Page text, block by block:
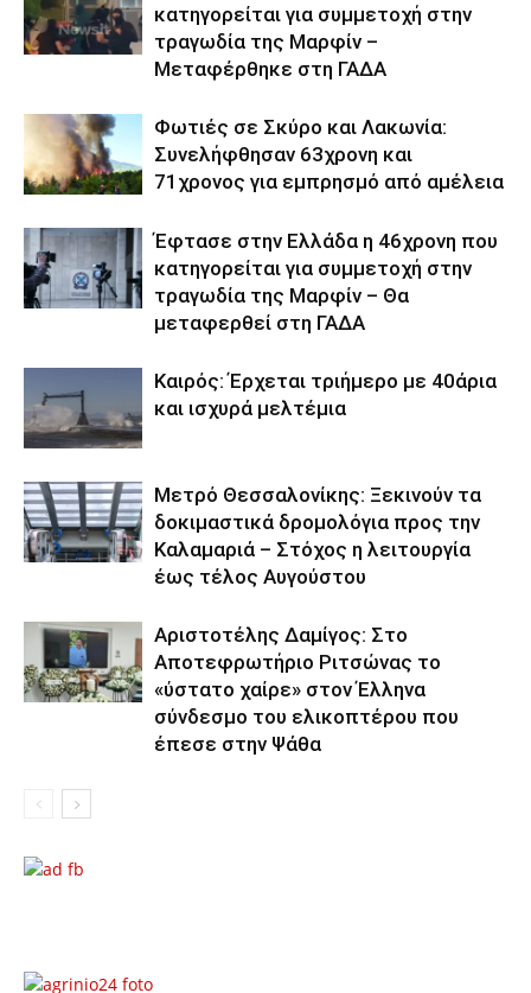
κατηγορείται για συμμετοχή στην
τραγωδία της Μαρφίν –
Μεταφέρθηκε στη ΓΑΔΑ
Φωτιές σε Σκύρο και Λακωνία:
Συνελήφθησαν 63χρονη και
71χρονος για εμπρησμό από αμέλεια
Έφτασε στην Ελλάδα η 46χρονη που
κατηγορείται για συμμετοχή στην
τραγωδία της Μαρφίν – Θα
μεταφερθεί στη ΓΑΔΑ
Καιρός: Έρχεται τριήμερο με 40άρια
και ισχυρά μελτέμια
Μετρό Θεσσαλονίκης: Ξεκινούν τα
δοκιμαστικά δρομολόγια προς την
Καλαμαριά – Στόχος η λειτουργία
έως τέλος Αυγούστου
Αριστοτέλης Δαμίγος: Στο
Αποτεφρωτήριο Ριτσώνας το
«ύστατο χαίρε» στον Έλληνα
σύνδεσμο του ελικοπτέρου που
έπεσε στην Ψάθα